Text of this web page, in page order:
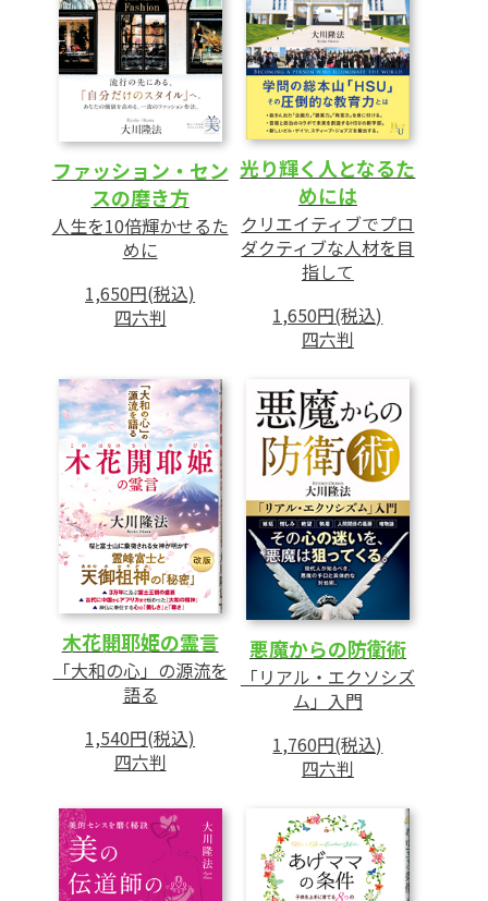
ファッション・セン
スの磨き方
人生を10倍輝かせるた
めに
1,650円(税込)
四六判
光り輝く人となるた
めには
クリエイティブでプロ
ダクティブな人材を目
指して
1,650円(税込)
四六判
木花開耶姫の霊言
「大和の心」の源流を
語る
1,540円(税込)
四六判
悪魔からの防衛術
「リアル・エクソシズ
ム」入門
1,760円(税込)
四六判